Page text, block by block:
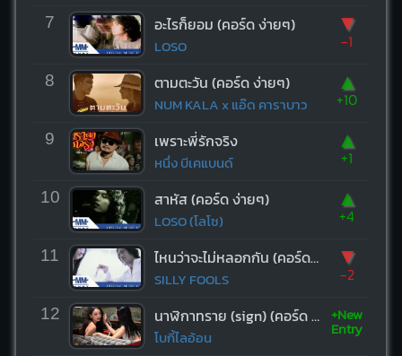
7 อะไรก็ยอม (คอร์ด ง่ายๆ)
LOSO
▼
-1
8 ตามตะวัน (คอร์ด ง่ายๆ)
NUM KALA x แอ๊ด คาราบาว
▲
+10
9 เพราะพี่รักจริง
หนึ่ง บีเคแบนด์
▲
+1
10 สาหัส (คอร์ด ง่ายๆ)
LOSO (โลโซ)
▲
+4
11 ไหนว่าจะไม่หลอกกัน (คอร์ด ง่ายๆ)
SILLY FOOLS
▼
-2
12 นาฬิกาทราย (sign) (คอร์ด ง่ายๆ)
โบกี้ไลอ้อน
+New
Entry